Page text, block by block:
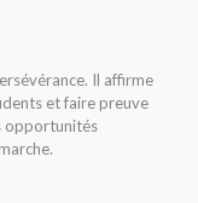
Il affirme
et faire preuve
opportunités